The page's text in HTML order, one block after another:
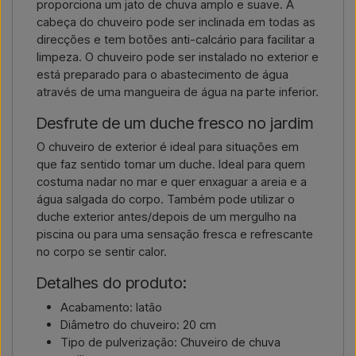
proporciona um jato de chuva amplo e suave. A
cabeça do chuveiro pode ser inclinada em todas as
direcções e tem botões anti-calcário para facilitar a
limpeza. O chuveiro pode ser instalado no exterior e
está preparado para o abastecimento de água
através de uma mangueira de água na parte inferior.
Desfrute de um duche fresco no jardim
O chuveiro de exterior é ideal para situações em
que faz sentido tomar um duche. Ideal para quem
costuma nadar no mar e quer enxaguar a areia e a
água salgada do corpo. Também pode utilizar o
duche exterior antes/depois de um mergulho na
piscina ou para uma sensação fresca e refrescante
no corpo se sentir calor.
Detalhes do produto:
Acabamento: latão
Diâmetro do chuveiro: 20 cm
Tipo de pulverização: Chuveiro de chuva